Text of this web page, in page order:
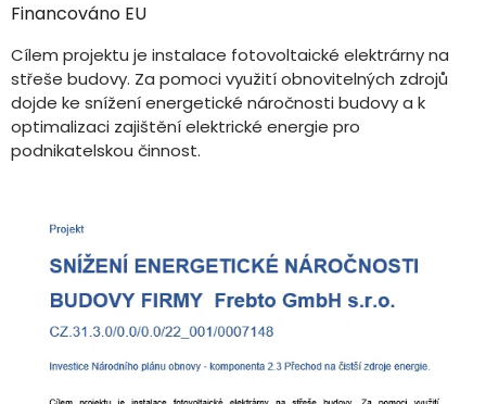
Financováno EU
Cílem projektu je instalace fotovoltaické elektrárny na
střeše budovy. Za pomoci využití obnovitelných zdrojů
dojde ke snížení energetické náročnosti budovy a k
optimalizaci zajištění elektrické energie pro
podnikatelskou činnost.